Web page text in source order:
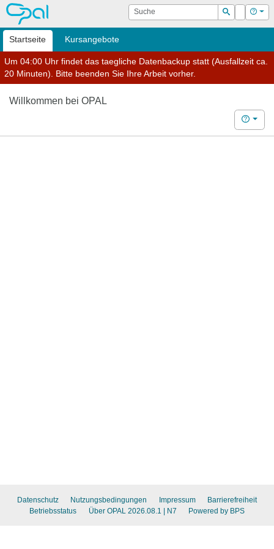
OPAL Suche
Suchen
Login Hilfe
Startseite Kursangebote
Um 04:00 Uhr findet das taegliche Datenbackup statt (Ausfallzeit ca.
20 Minuten). Bitte beenden Sie Ihre Arbeit vorher.
Willkommen bei OPAL
Hilfe
Datenschutz Nutzungsbedingungen Impressum
Barrierefreiheit
Betriebsstatus
Über OPAL 2026.08.1 | N7 Powered by BPS